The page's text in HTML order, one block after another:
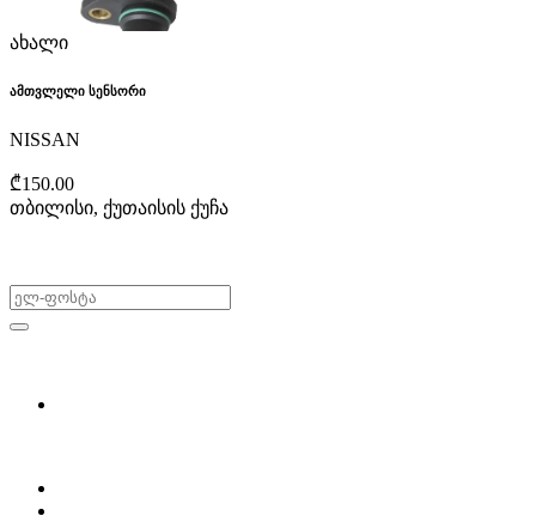
ახალი
ამთვლელი სენსორი
NISSAN
₾150.00
თბილისი, ქუთაისის ქუჩა